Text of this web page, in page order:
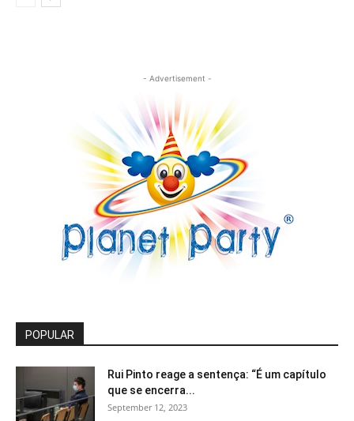
- Advertisement -
POPULAR
Rui Pinto reage a sentença: “É um capítulo
que se encerra...
September 12, 2023